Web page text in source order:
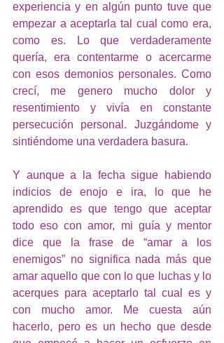
experiencia y en algún punto tuve que
empezar a aceptarla tal cual como era,
como es. Lo que verdaderamente
quería, era contentarme o acercarme
con esos demonios personales. Como
crecí, me genero mucho dolor y
resentimiento y vivía en constante
persecución personal. Juzgándome y
sintiéndome una verdadera basura.
Y aunque a la fecha sigue habiendo
indicios de enojo e ira, lo que he
aprendido es que tengo que aceptar
todo eso con amor, mi guía y mentor
dice que la frase de “amar a los
enemigos” no significa nada más que
amar aquello que con lo que luchas y lo
acerques para aceptarlo tal cual es y
con mucho amor. Me cuesta aún
hacerlo, pero es un hecho que desde